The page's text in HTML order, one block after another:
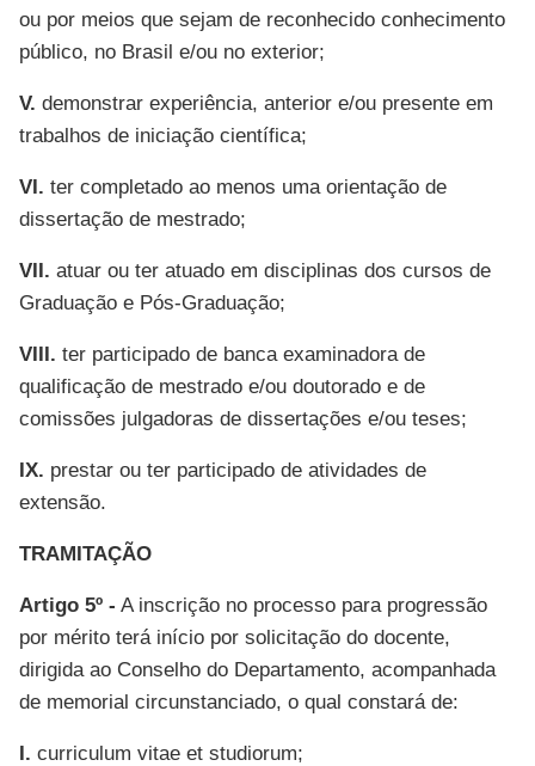
ou por meios que sejam de reconhecido conhecimento
público, no Brasil e/ou no exterior;
V. demonstrar experiência, anterior e/ou presente em
trabalhos de iniciação científica;
VI. ter completado ao menos uma orientação de
dissertação de mestrado;
VII. atuar ou ter atuado em disciplinas dos cursos de
Graduação e Pós-Graduação;
VIII. ter participado de banca examinadora de
qualificação de mestrado e/ou doutorado e de
comissões julgadoras de dissertações e/ou teses;
IX. prestar ou ter participado de atividades de
extensão.
TRAMITAÇÃO
Artigo 5º - A inscrição no processo para progressão
por mérito terá início por solicitação do docente,
dirigida ao Conselho do Departamento, acompanhada
de memorial circunstanciado, o qual constará de:
I. curriculum vitae et studiorum;